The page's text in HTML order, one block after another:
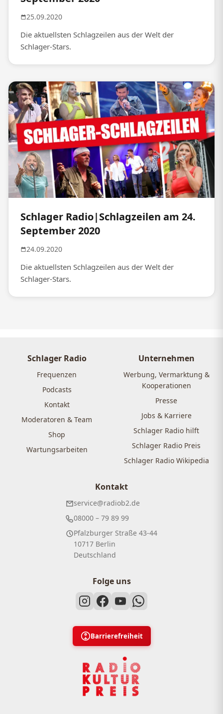
25.09.2020
Die aktuellsten Schlagzeilen aus der Welt der
Schlager-Stars.
Schlager Radio|Schlagzeilen am 24.
September 2020
24.09.2020
Die aktuellsten Schlagzeilen aus der Welt der
Schlager-Stars.
Schlager Radio
Frequenzen
Podcasts
Kontakt
Moderatoren & Team
Shop
Wartungsarbeiten
Unternehmen
Werbung, Vermarktung &
Kooperationen
Presse
Jobs & Karriere
Schlager Radio hilft
Schlager Radio Preis
Schlager Radio Wikipedia
Kontakt
service@radiob2.de
08000 – 79 89 99
Pfalzburger Straße 43-44
10717 Berlin
Deutschland
Folge uns
Barrierefreiheit